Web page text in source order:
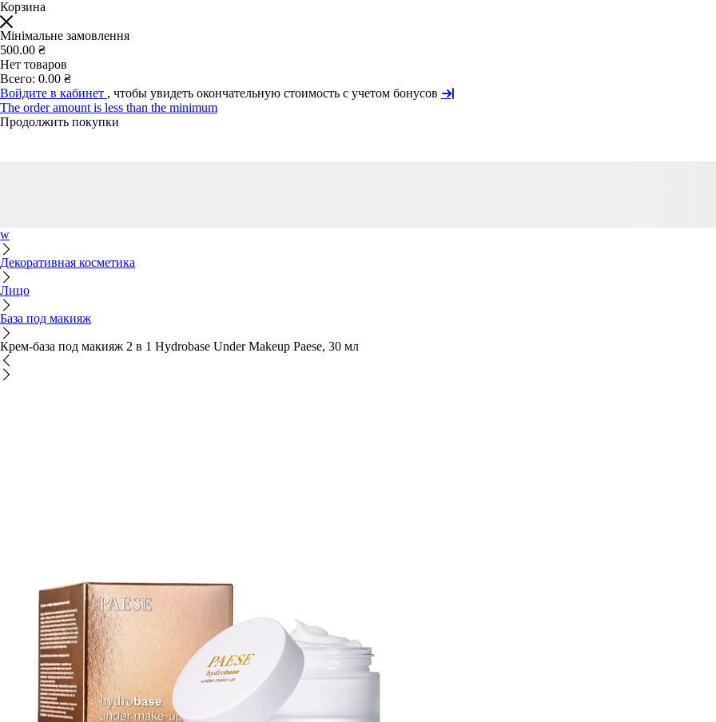
Корзина
Мінімальне замовлення
500.00 ₴
Нет товаров
Всего: 0.00 ₴
Войдите в кабинет , чтобы увидеть окончательную стоимость с учетом бонусов
The order amount is less than the minimum
Продолжить покупки
w
Декоративная косметика
Лицо
База под макияж
Крем-база под макияж 2 в 1 Hydrobase Under Makeup Paese, 30 мл